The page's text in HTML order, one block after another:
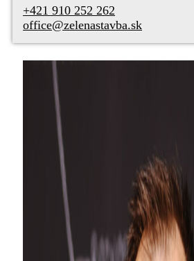
+421 910 252 262
office@zelenastavba.sk